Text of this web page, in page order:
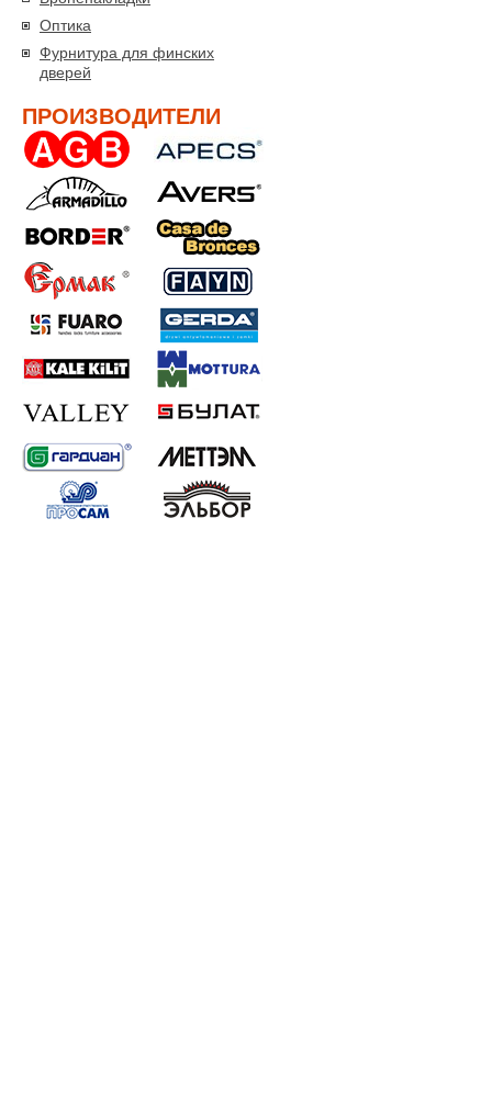
Оптика
Фурнитура для финских
дверей
ПРОИЗВОДИТЕЛИ